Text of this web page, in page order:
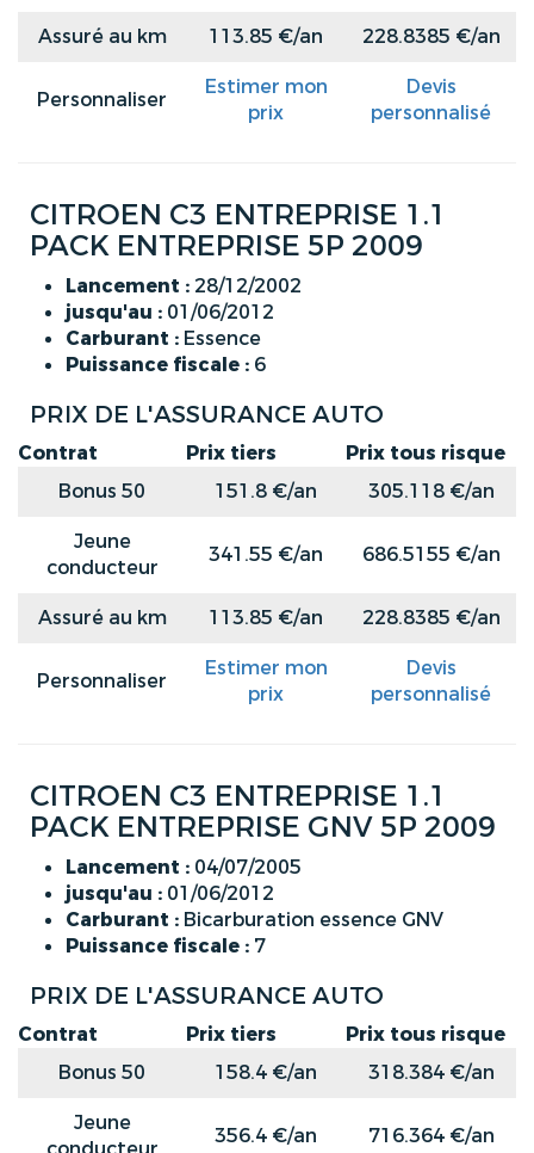
Assuré au km 113.85 €/an 228.8385 €/an
Personnaliser
Estimer mon
prix
Devis
personnalisé
CITROEN C3 ENTREPRISE 1.1
PACK ENTREPRISE 5P 2009
Lancement : 28/12/2002
jusqu'au : 01/06/2012
Carburant : Essence
Puissance fiscale : 6
PRIX DE L'ASSURANCE AUTO
Contrat Prix tiers
Prix tous risque
Bonus 50
151.8 €/an
305.118 €/an
Jeune
conducteur
341.55 €/an 686.5155 €/an
Assuré au km 113.85 €/an 228.8385 €/an
Personnaliser
Estimer mon
prix
Devis
personnalisé
CITROEN C3 ENTREPRISE 1.1
PACK ENTREPRISE GNV 5P 2009
Lancement : 04/07/2005
jusqu'au : 01/06/2012
Carburant : Bicarburation essence GNV
Puissance fiscale : 7
PRIX DE L'ASSURANCE AUTO
Contrat Prix tiers
Prix tous risque
Bonus 50
158.4 €/an
318.384 €/an
Jeune
356.4 €/an 716.364 €/an